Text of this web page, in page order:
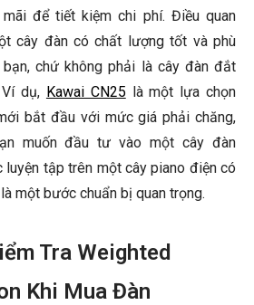
mãi để tiết kiệm chi phí. Điều quan
cây đàn có chất lượng tốt và phù
chứ không phải là cây đàn đắt
dụ, Kawai CN25 là một lựa chọn
bắt đầu với mức giá phải chăng,
muốn đầu tư vào một cây đàn
luyện tập trên một cây piano điện có
một bước chuẩn bị quan trọng.
Tra Weighted
Khi Mua Đàn